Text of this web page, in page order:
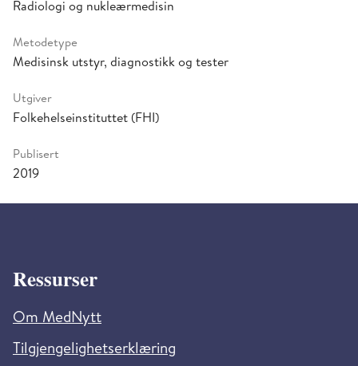
Radiologi og nukleærmedisin
Metodetype
Medisinsk utstyr, diagnostikk og tester
Utgiver
Folkehelseinstituttet (FHI)
Publisert
2019
Ressurser
Om MedNytt
Tilgjengelighetserklæring